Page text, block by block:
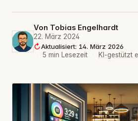
Von Tobias Engelhardt
22. März 2024
Aktualisiert: 14. März 2026
·
5 min Lesezeit · KI-gestützt